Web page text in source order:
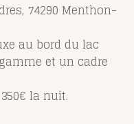
74290 Menthon-
au bord du lac
et un cadre
la nuit.